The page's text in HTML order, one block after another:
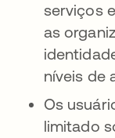
serviços
as
níveis de
Os
limitado